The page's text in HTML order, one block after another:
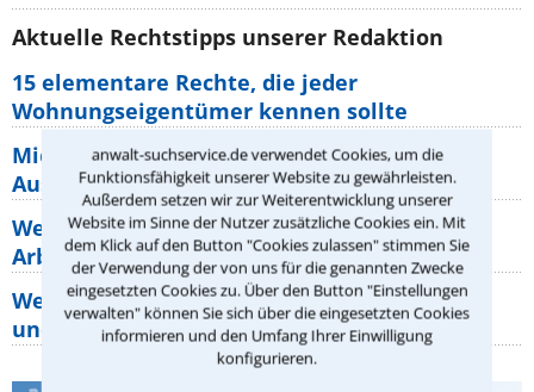
anwalt-suchservice.de verwendet Cookies, um die
Funktionsfähigkeit unserer Website zu gewährleisten.
Außerdem setzen wir zur Weiterentwicklung unserer
Website im Sinne der Nutzer zusätzliche Cookies ein. Mit
dem Klick auf den Button "Cookies zulassen" stimmen Sie
der Verwendung der von uns für die genannten Zwecke
eingesetzten Cookies zu. Über den Button "Einstellungen
verwalten" können Sie sich über die eingesetzten Cookies
informieren und den Umfang Ihrer Einwilligung
konfigurieren.
Aktuelle Rechtstipps unserer Redaktion
15 elementare Rechte, die jeder
Wohnungseigentümer kennen sollte
Mietpreisbremse 2026: Alle Regeln,
Ausnahmen und Rechte für Mieter
Welche Regeln für Teilnahme, Urlaub,
Arbeitszeit gelten beim
Welche Rechte hat der Käufer eines Pferdes
und wie macht man sie